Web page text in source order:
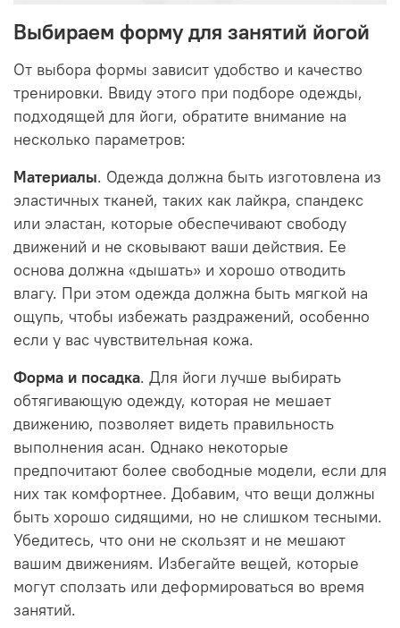
Выбираем форму для занятий йогой
От выбора формы зависит удобство и качество
тренировки. Ввиду этого при подборе одежды,
подходящей для йоги, обратите внимание на
несколько параметров:
Материалы. Одежда должна быть изготовлена из
эластичных тканей, таких как лайкра, спандекс
или эластан, которые обеспечивают свободу
движений и не сковывают ваши действия. Ее
основа должна «дышать» и хорошо отводить
влагу. При этом одежда должна быть мягкой на
ощупь, чтобы избежать раздражений, особенно
если у вас чувствительная кожа.
Форма и посадка. Для йоги лучше выбирать
обтягивающую одежду, которая не мешает
движению, позволяет видеть правильность
выполнения асан. Однако некоторые
предпочитают более свободные модели, если для
них так комфортнее. Добавим, что вещи должны
быть хорошо сидящими, но не слишком тесными.
Убедитесь, что они не скользят и не мешают
вашим движениям. Избегайте вещей, которые
могут сползать или деформироваться во время
занятий.